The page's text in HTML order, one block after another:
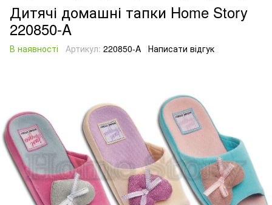
Дитячі домашні тапки Home Story
220850-A
В наявності Артикул: 220850-A Написати відгук